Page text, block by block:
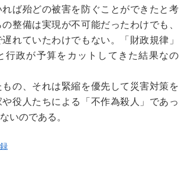
ば殆どの被害を防ぐことができたと考
整備は実現が不可能だったわけでも、
れていたわけでもない。「財政規律」
行政が予算をカットしてきた結果なの
の、それは緊縮を優先して災害対策を
役人たちによる「不作為殺人」であっ
いのである。